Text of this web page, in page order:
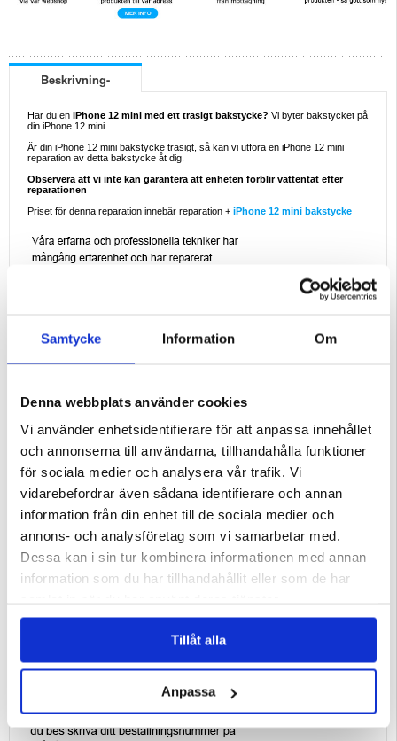
Samtycke Information Om
Denna webbplats använder cookies
Vi använder enhetsidentifierare för att anpassa innehållet
och annonserna till användarna, tillhandahålla funktioner
för sociala medier och analysera vår trafik. Vi
vidarebefordrar även sådana identifierare och annan
information från din enhet till de sociala medier och
annons- och analysföretag som vi samarbetar med.
Dessa kan i sin tur kombinera informationen med annan
information som du har tillhandahållit eller som de har
Tillåt alla
Anpassa
Beskrivning-
Har du en iPhone 12 mini med ett trasigt bakstycke? Vi byter bakstycket på
din iPhone 12 mini.
Är din iPhone 12 mini bakstycke trasigt, så kan vi utföra en iPhone 12 mini
reparation av detta bakstycke åt dig.
Observera att vi inte kan garantera att enheten förblir vattentät efter
reparationen
Priset för denna reparation innebär reparation + iPhone 12 mini bakstycke